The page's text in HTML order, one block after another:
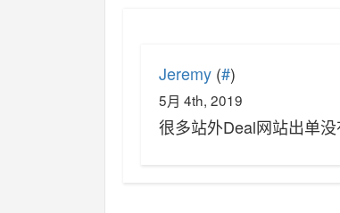
Jeremy (#)
5月 4th, 2019
很多站外Deal网站出单